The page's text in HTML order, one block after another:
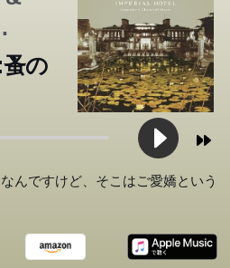
の
んですけど、そこはご愛嬌という